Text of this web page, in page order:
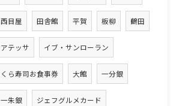
西目屋 田舎館 平賀 板柳 鶴田
アテッサ イブ・サンローラン
くら寿司お食事券 大館 一分銀
一朱銀 ジェフグルメカード